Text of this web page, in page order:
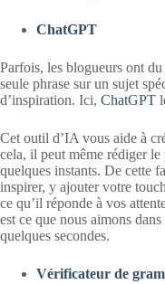
ChatGPT
Parfois, les blogueurs ont
seule phrase sur un sujet
d’inspiration. Ici, ChatGPT
Cet outil d’IA vous aide à
cela, il peut même rédiger
quelques instants. De cette
inspirer, y ajouter votre
ce qu’il réponde à vos
est ce que nous aimons
quelques secondes.
Vérificateur de